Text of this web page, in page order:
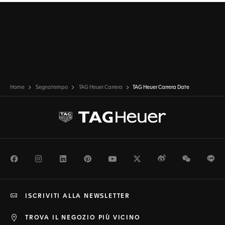
Home Segnatempo TAG Heuer Carrera TAG Heuer Carrera Date
FacebookInstagramLinkedInPinterestYoutubeTwitterWeiboWeChat
TROVA IL NEGOZIO PIÙ VICINO
ISCRIVITI ALLA NEWSLETTER